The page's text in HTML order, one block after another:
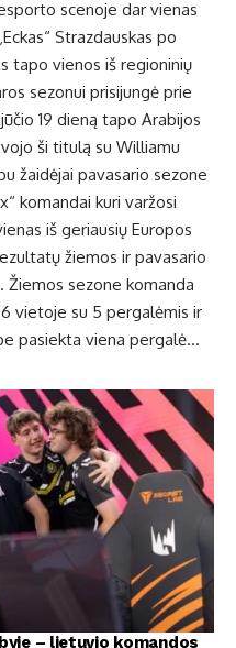
scenoje dar vienas
Strazdauskas po
tapo vienos iš regioninių
sezonui prisijungė prie
19 dieną tapo Arabijos
ši titulą su Williamu
žaidėjai pavasario sezone
komandai kuri varžosi
iš geriausių Europos
žiemos ir pavasario
Žiemos sezone komanda
vietoje su 5 pergalėmis ir
pasiekta viena pergalė…
– lietuvio komandos